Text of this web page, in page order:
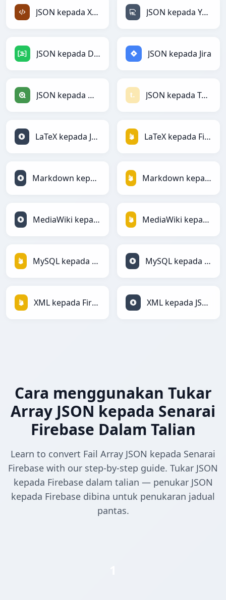
JSON kepada XML JSON kepada YAML
JSON kepada DAX JSON kepada Jira
JSON kepada Qlik JSON kepada Textile
LaTeX kepada JSON LaTeX kepada Firebase
Markdown kepada JSON Markdown kepada Firebase
MediaWiki kepada JSON MediaWiki kepada Firebase
MySQL kepada Firebase MySQL kepada JSON
XML kepada Firebase XML kepada JSON
Cara menggunakan Tukar
Array JSON kepada Senarai
Firebase Dalam Talian
Learn to convert Fail Array JSON kepada Senarai
Firebase with our step-by-step guide. Tukar JSON
kepada Firebase dalam talian — penukar JSON
kepada Firebase dibina untuk penukaran jadual
pantas.